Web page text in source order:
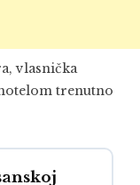
vlasnička
trenutno